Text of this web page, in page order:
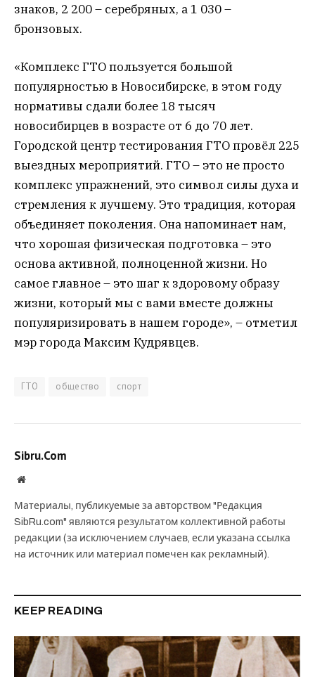
знаков, 2 200 – серебряных, а 1 030 –
бронзовых.
«Комплекс ГТО пользуется большой
популярностью в Новосибирске, в этом году
нормативы сдали более 18 тысяч
новосибирцев в возрасте от 6 до 70 лет.
Городской центр тестирования ГТО провёл 225
выездных мероприятий. ГТО – это не просто
комплекс упражнений, это символ силы духа и
стремления к лучшему. Это традиция, которая
объединяет поколения. Она напоминает нам,
что хорошая физическая подготовка – это
основа активной, полноценной жизни. Но
самое главное – это шаг к здоровому образу
жизни, который мы с вами вместе должны
популяризировать в нашем городе», – отметил
мэр города Максим Кудрявцев.
ГТО общество спорт
Sibru.Com
Website
Материалы, публикуемые за авторством "Редакция
SibRu.com" являются результатом коллективной работы
редакции (за исключением случаев, если указана ссылка
на источник или материал помечен как рекламный).
KEEP READING